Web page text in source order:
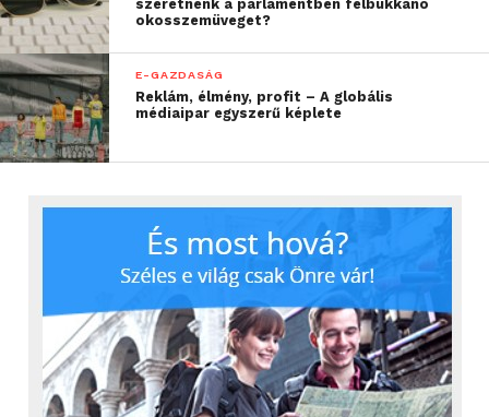
szeretnénk a parlamentben felbukkanó
okosszemüveget?
E-GAZDASÁG
Reklám, élmény, profit – A globális
médiaipar egyszerű képlete